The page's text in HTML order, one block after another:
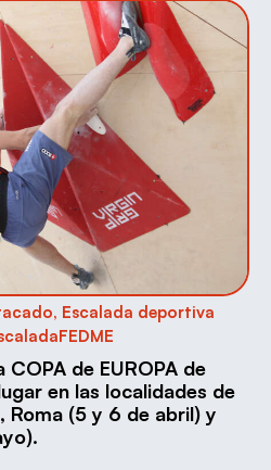
, Escalada deportiva
de EUROPA de
en las localidades de
Roma (5 y 6 de abril) y